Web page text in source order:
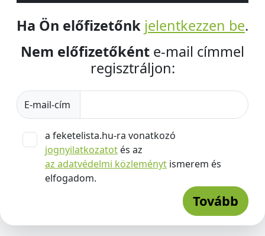
Ha Ön előfizetőnk jelentkezzen be.
Nem előfizetőként e-mail címmel
regisztráljon:
E-mail-cím
a feketelista.hu-ra vonatkozó
jognyilatkozatot és az
az adatvédelmi közleményt ismerem és
elfogadom.
Tovább